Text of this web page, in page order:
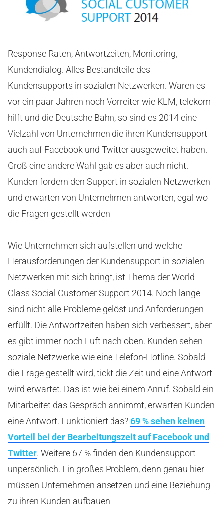
Response Raten, Antwortzeiten, Monitoring,
Kundendialog. Alles Bestandteile des
Kundensupports in sozialen Netzwerken. Waren es
vor ein paar Jahren noch Vorreiter wie KLM, telekom-
hilft und die Deutsche Bahn, so sind es 2014 eine
Vielzahl von Unternehmen die ihren Kundensupport
auch auf Facebook und Twitter ausgeweitet haben.
Groß eine andere Wahl gab es aber auch nicht.
Kunden fordern den Support in sozialen Netzwerken
und erwarten von Unternehmen antworten, egal wo
die Fragen gestellt werden.
Wie Unternehmen sich aufstellen und welche
Herausforderungen der Kundensupport in sozialen
Netzwerken mit sich bringt, ist Thema der World
Class Social Customer Support 2014. Noch lange
sind nicht alle Probleme gelöst und Anforderungen
erfüllt. Die Antwortzeiten haben sich verbessert, aber
es gibt immer noch Luft nach oben. Kunden sehen
soziale Netzwerke wie eine Telefon-Hotline. Sobald
die Frage gestellt wird, tickt die Zeit und eine Antwort
wird erwartet. Das ist wie bei einem Anruf. Sobald ein
Mitarbeitet das Gespräch annimmt, erwarten Kunden
eine Antwort. Funktioniert das?69 % sehen keinen
Vorteil bei der Bearbeitungszeit auf Facebook und
Twitter. Weitere 67 % finden den Kundensupport
unpersönlich. Ein großes Problem, denn genau hier
müssen Unternehmen ansetzen und eine Beziehung
zu ihren Kunden aufbauen.